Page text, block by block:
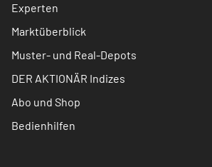
Experten
Marktüberblick
Muster- und Real-Depots
DER AKTIONÄR Indizes
Abo und Shop
Bedienhilfen